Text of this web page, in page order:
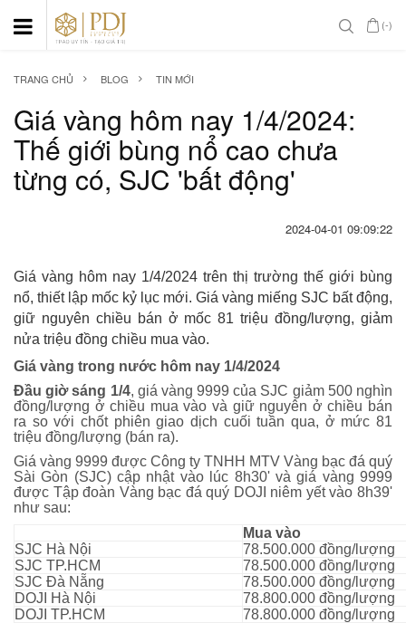
(-)
TRANG CHỦ BLOG TIN MỚI
Giá vàng hôm nay 1/4/2024:
Thế giới bùng nổ cao chưa
từng có, SJC 'bất động'
2024-04-01 09:09:22
Giá vàng hôm nay 1/4/2024 trên thị trường thế giới bùng
nổ, thiết lập mốc kỷ lục mới. Giá vàng miếng SJC bất động,
giữ nguyên chiều bán ở mốc 81 triệu đồng/lượng, giảm
nửa triệu đồng chiều mua vào.
Giá vàng trong nước hôm nay 1/4/2024
Đầu giờ sáng 1/4, giá vàng 9999 của SJC giảm 500 nghìn
đồng/lượng ở chiều mua vào và giữ nguyên ở chiều bán
ra so với chốt phiên giao dịch cuối tuần qua, ở mức 81
triệu đồng/lượng (bán ra).
Giá vàng 9999 được Công ty TNHH MTV Vàng bạc đá quý
Sài Gòn (SJC) cập nhật vào lúc 8h30' và giá vàng 9999
được Tập đoàn Vàng bạc đá quý DOJI niêm yết vào 8h39'
như sau:
Mua vào
SJC Hà Nội
78.500.000 đồng/lượng
SJC TP.HCM
78.500.000 đồng/lượng
SJC Đà Nẵng
78.500.000 đồng/lượng
DOJI Hà Nội
78.800.000 đồng/lượng
DOJI TP.HCM
78.800.000 đồng/lượng